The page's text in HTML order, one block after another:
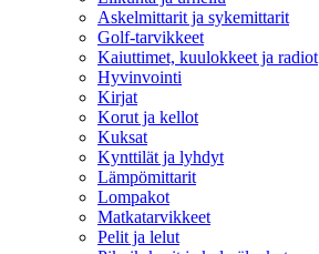
Askelmittarit ja sykemittarit
Golf-tarvikkeet
Kaiuttimet, kuulokkeet ja radiot
Hyvinvointi
Kirjat
Korut ja kellot
Kuksat
Kynttilät ja lyhdyt
Lämpömittarit
Lompakot
Matkatarvikkeet
Pelit ja lelut